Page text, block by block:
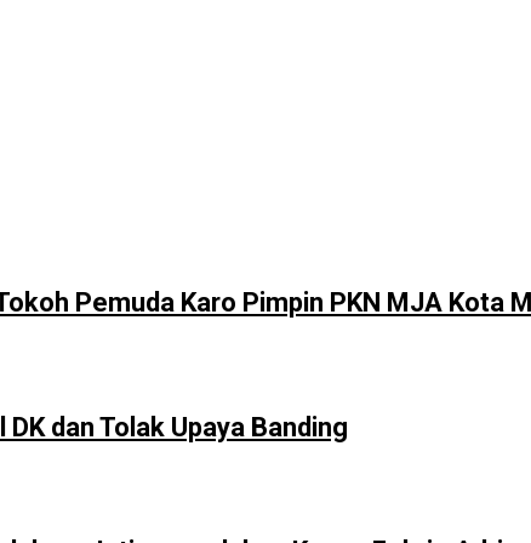
Pemuda Karo Pimpin PKN MJA Kota
dan Tolak Upaya Banding